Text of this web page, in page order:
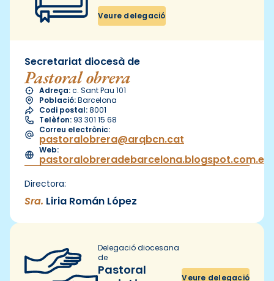
Veure delegació
Secretariat diocesà de
Pastoral obrera
Adreça:c. Sant Pau 101
Població:Barcelona
Codi postal:8001
Telèfon: 93 301 15 68
Correu electrònic:
pastoralobrera@arqbcn.cat
Web:
pastoralobreradebarcelona.blogspot.com.es
Directora:
Sra. Liria Román López
Delegació diocesana
de
Pastoral
Veure delegació